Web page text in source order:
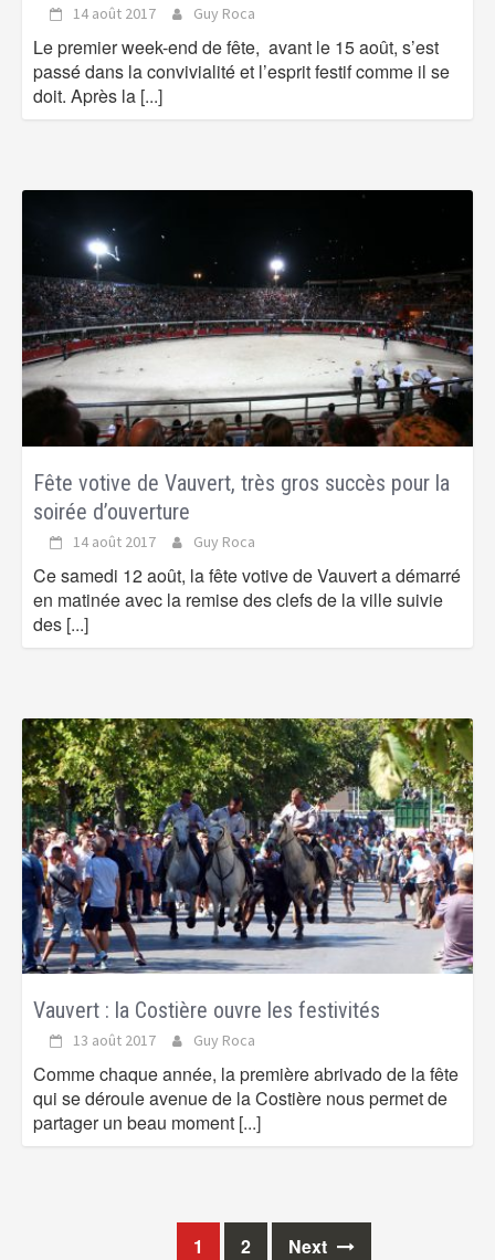
14 août 2017 Guy Roca
Le premier week-end de fête, avant le 15 août, s’est
passé dans la convivialité et l’esprit festif comme il se
doit. Après la [...]
Fête votive de Vauvert, très gros succès pour la
soirée d’ouverture
14 août 2017 Guy Roca
Ce samedi 12 août, la fête votive de Vauvert a démarré
en matinée avec la remise des clefs de la ville suivie
des [...]
Vauvert : la Costière ouvre les festivités
13 août 2017 Guy Roca
Comme chaque année, la première abrivado de la fête
qui se déroule avenue de la Costière nous permet de
partager un beau moment [...]
1 2 Next